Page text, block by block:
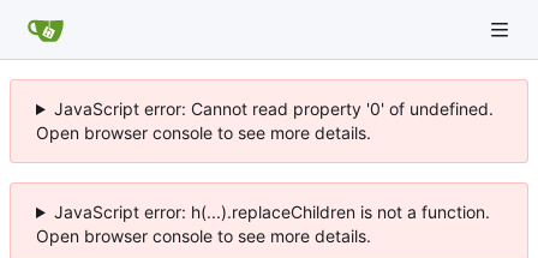
JavaScript error: Cannot read property '0' of undefined.
Open browser console to see more details.
JavaScript error: h(...).replaceChildren is not a function.
Open browser console to see more details.